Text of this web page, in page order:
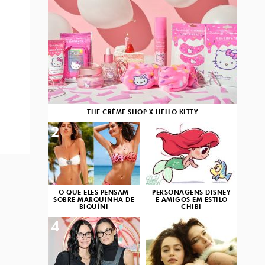
THE CRÈME SHOP X HELLO KITTY
O QUE ELES PENSAM
SOBRE MARQUINHA DE
BIQUÍNI
2
PERSONAGENS DISNEY
E AMIGOS EM ESTILO
CHIBI
3
4